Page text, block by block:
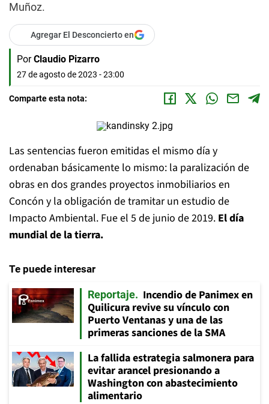
Muñoz.
Agregar El Desconcierto en
Por Claudio Pizarro
27 de agosto de 2023 - 23:00
Comparte esta nota:
Las sentencias fueron emitidas el mismo día y
ordenaban básicamente lo mismo: la paralización de
obras en dos grandes proyectos inmobiliarios en
Concón y la obligación de tramitar un estudio de
Impacto Ambiental. Fue el 5 de junio de 2019. El día
mundial de la tierra.
Te puede interesar
Reportaje
Incendio de Panimex en
Quilicura revive su vínculo con
Puerto Ventanas y una de las
primeras sanciones de la SMA
La fallida estrategia salmonera para
evitar arancel presionando a
Washington con abastecimiento
alimentario